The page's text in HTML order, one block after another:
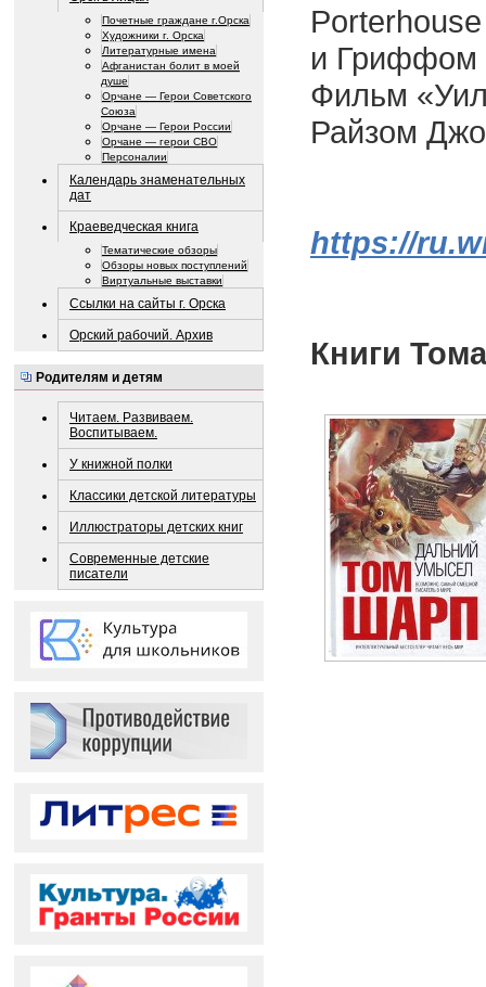
Почетные граждане г.Орска
Художники г. Орска
Литературные имена
Афганистан болит в моей
душе
Орчане — Герои Советского
Союза
Орчане — Герои России
Орчане — герои СВО
Персоналии
Календарь знаменательных
дат
Краеведческая книга
Тематические обзоры
Обзоры новых поступлений
Виртуальные выставки
Ссылки на сайты г. Орска
Орский рабочий. Архив
Родителям и детям
Читаем. Развиваем.
Воспитываем.
У книжной полки
Классики детской литературы
Иллюстраторы детских книг
Современные детские
писатели
и Гриффом
Фильм
Райзом
https://
Книги